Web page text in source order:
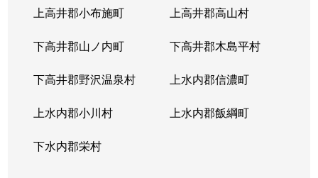
上高井郡小布施町 上高井郡高山村
下高井郡山ノ内町 下高井郡木島平村
下高井郡野沢温泉村 上水内郡信濃町
上水内郡小川村 上水内郡飯綱町
下水内郡栄村